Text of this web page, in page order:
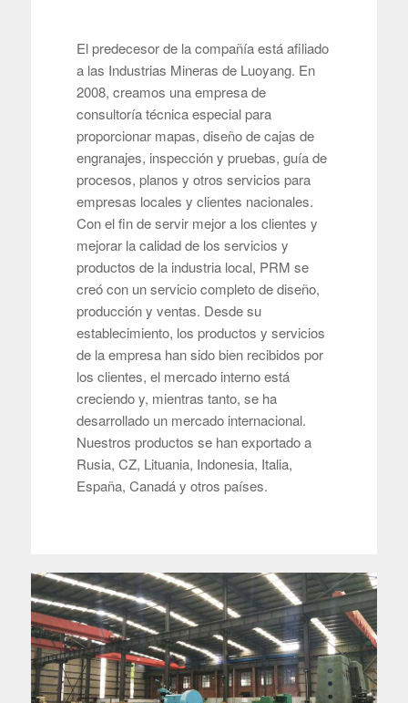
El predecesor de la compañía está afiliado
a las Industrias Mineras de Luoyang. En
2008, creamos una empresa de
consultoría técnica especial para
proporcionar mapas, diseño de cajas de
engranajes, inspección y pruebas, guía de
procesos, planos y otros servicios para
empresas locales y clientes nacionales.
Con el fin de servir mejor a los clientes y
mejorar la calidad de los servicios y
productos de la industria local, PRM se
creó con un servicio completo de diseño,
producción y ventas. Desde su
establecimiento, los productos y servicios
de la empresa han sido bien recibidos por
los clientes, el mercado interno está
creciendo y, mientras tanto, se ha
desarrollado un mercado internacional.
Nuestros productos se han exportado a
Rusia, CZ, Lituania, Indonesia, Italia,
España, Canadá y otros países.